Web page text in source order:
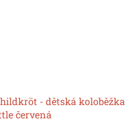
- dětská koloběžka
červená